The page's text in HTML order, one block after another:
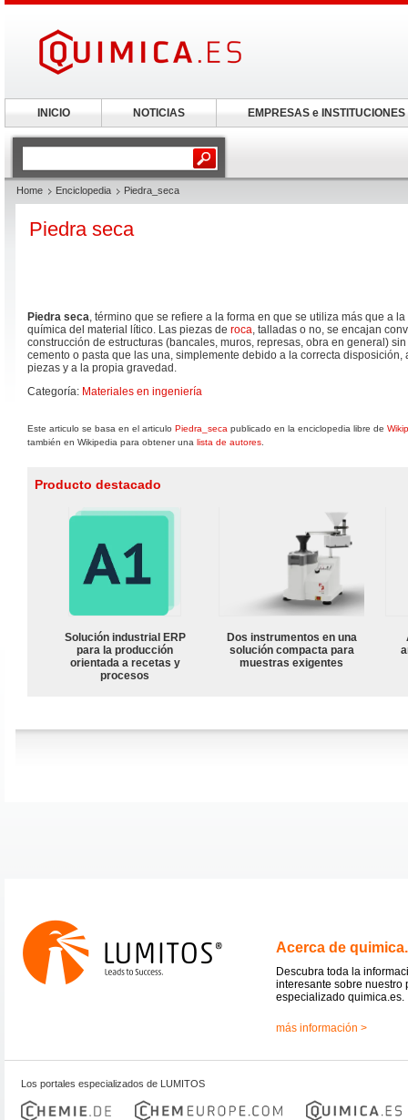
Home Enciclopedia Piedra_seca
Piedra seca
Piedra seca, término que se refiere a la forma en que se utiliza más que a
química del material lítico. Las piezas de roca, talladas o no, se encajan
construcción de estructuras (bancales, muros, represas, obra en general)
cemento o pasta que las una, simplemente debido a la correcta disposición,
piezas y a la propia gravedad.
Categoría: Materiales en ingeniería
Este articulo se basa en el articulo Piedra_seca publicado en la enciclopedia libre de
también en Wikipedia para obtener una lista de autores
Producto destacado
Solución industrial ERP
para la producción
orientada a recetas y
procesos
Dos instrumentos en una
solución compacta para
muestras exigentes
Acerca de
Descubra toda la
interesante sobre nuestro
especializado quimica.es.
más información >
Los portales especializados de LUMITOS
INICIO NOTICIAS EMPRESAS e INSTITUCIONES